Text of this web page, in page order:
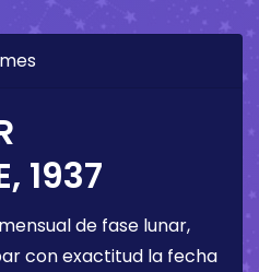
1937
de fase lunar,
con exactitud la fecha